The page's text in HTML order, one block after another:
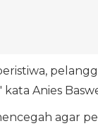
Anies
agar